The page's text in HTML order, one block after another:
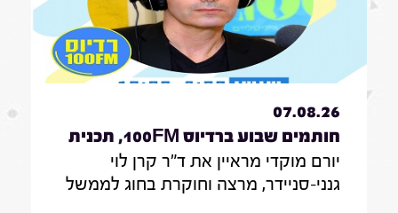
07.08.26
חותמים שבוע ברדיוס 100FM, תכנית
330, 07 באוגוסט 2026
יורם מוקדי מראיין את ד"ר קרן לוי
גנני-סניידר, מרצה וחוקרת בחוג לממשל